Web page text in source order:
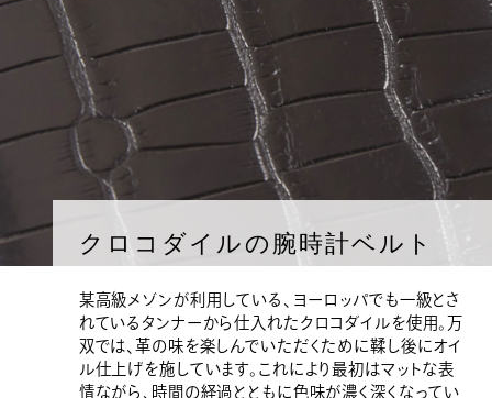
クロコダイルの腕時計ベルト
某高級メゾンが利用している、ヨーロッパでも一級とさ
れているタンナーから仕入れたクロコダイルを使用。万
双では、革の味を楽しんでいただくために鞣し後にオイ
ル仕上げを施しています。これにより最初はマットな表
情ながら、時間の経過とともに色味が濃く深くなってい